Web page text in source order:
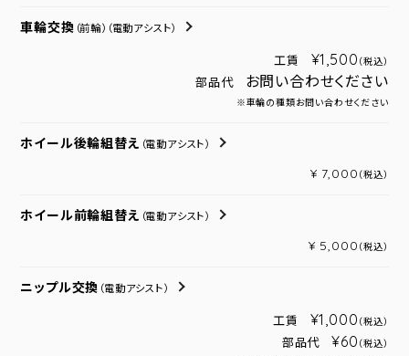
車輪交換 （前輪） （電動アシスト）
工賃 ¥1,500 （税込）
部品代 お問い合わせください
※車輪の種類お問い合わせください
ホイール後輪組替え （電動アシスト）
¥ 7,000 （税込）
ホイール前輪組替え （電動アシスト）
¥ 5,000 （税込）
ニップル交換 （電動アシスト）
工賃 ¥1,000 （税込）
部品代 ¥60 （税込）